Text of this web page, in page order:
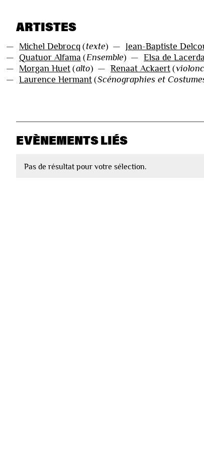
ARTISTES
— Michel Debrocq (texte) — Jean-Baptiste
— Quatuor Alfama (Ensemble) — Elsa de Lacerda
— Morgan Huet (alto) — Renaat Ackaert (
— Laurence Hermant (Scénographies et
EVÈNEMENTS LIÉS
Pas de résultat pour votre sélection.